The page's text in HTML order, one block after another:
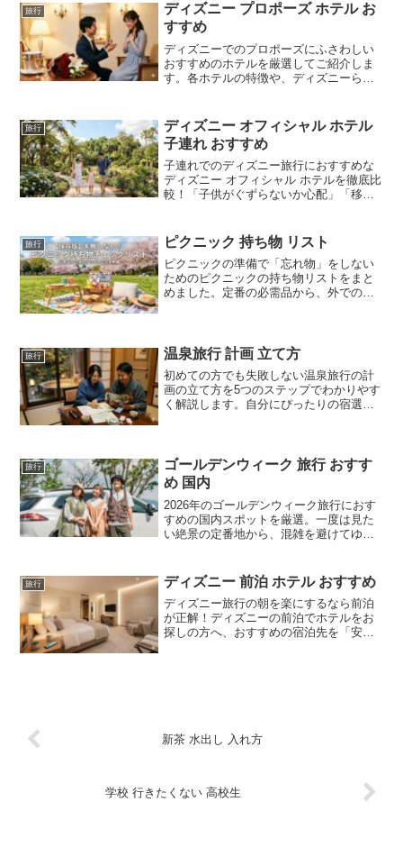
旅行
ディズニー プロポーズ ホテル お
すすめ
ディズニーでのプロポーズにふさわしい
おすすめのホテルを厳選してご紹介しま
す。各ホテルの特徴や、ディズニーらし
しないプロポーズの計画術を分かりやす
く解説。一生に一度の記念日を最高の思
い出にするためのヒントが満載です。
旅行
ディズニー オフィシャル ホテル
子連れ おすすめ
子連れでのディズニー旅行におすすめな
ディズニー オフィシャル ホテルを徹底比
較！「子供がぐずらないか心配」「移動
ないホテル選びのポイントを分かりやす
く解説します。ディズニー オフィシャル
ホテル選びで迷っている方は必見です。
旅行 ピクニック 持ち物 リスト
ピクニックの準備で「忘れ物」をしない
ためのピクニックの持ち物リストをまと
めました。定番の必需品から、外での食
最高の休日を過ごしましょう！
旅行 温泉旅行 計画 立て方
初めての方でも失敗しない温泉旅行の計
画の立て方を5つのステップでわかりやす
く解説します。自分にぴったりの宿選び
記事を参考に、最高のリラックスタイム
をプロデュースしましょう。
旅行
ゴールデンウィーク 旅行 おすす
め 国内
2026年のゴールデンウィーク旅行におす
すめの国内スポットを厳選。一度は見た
い絶景の定番地から、混雑を避けてゆっ
解説します。あなたにぴったりの旅先が
きっと見つかります。
旅行 ディズニー 前泊 ホテル おすすめ
ディズニー旅行の朝を楽にするなら前泊
が正解！ディズニーの前泊でホテルをお
探しの方へ、おすすめの宿泊先を「安
しましょう。
新茶 水出し 入れ方
学校 行きたくない 高校生